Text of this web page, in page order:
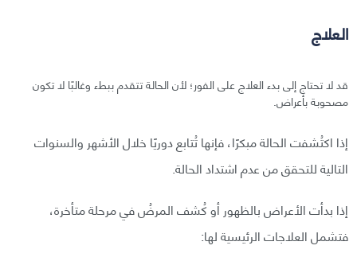
العلاج
قد لا تحتاج إلى بدء العلاج على الفور؛ لأن الحالة تتقدم ببطء وغالبًا لا تكون
مصحوبة بأعراض.
إذا اكتُشفت الحالة مبكرًا، فإنها تُتابع دوريًا خلال الأشهر والسنوات
التالية للتحقق من عدم اشتداد الحالة.
إذا بدأت الأعراض بالظهور أو كُشف المرضُ في مرحلة متأخرة،
فتشمل العلاجات الرئيسية لها: